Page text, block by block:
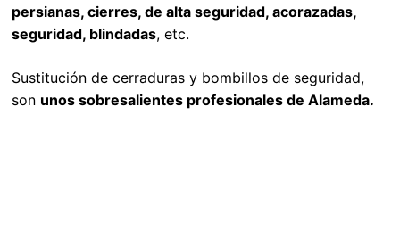
persianas, cierres, de alta seguridad, acorazadas,
seguridad, blindadas, etc.
Sustitución de cerraduras y bombillos de seguridad,
son unos sobresalientes profesionales de Alameda.